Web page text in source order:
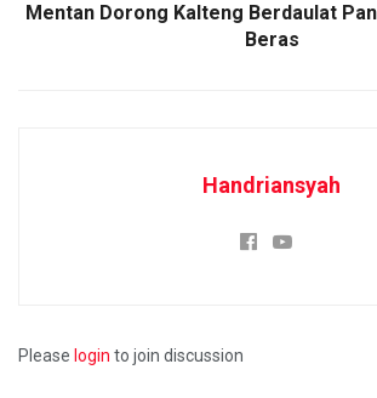
Mentan Dorong Kalteng Berdaulat
Beras
Handriansyah
Please login to join discussion